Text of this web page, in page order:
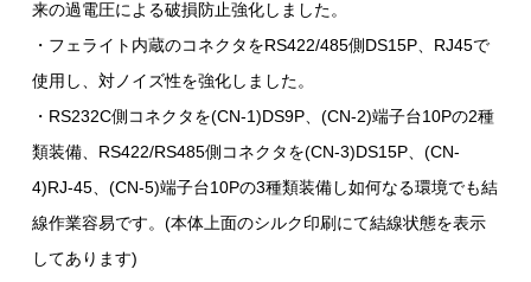
来の過電圧による破損防止強化しました。
・フェライト内蔵のコネクタをRS422/485側DS15P、RJ45で
使用し、対ノイズ性を強化しました。
・RS232C側コネクタを(CN-1)DS9P、(CN-2)端子台10Pの2種
類装備、RS422/RS485側コネクタを(CN-3)DS15P、(CN-
4)RJ-45、(CN-5)端子台10Pの3種類装備し如何なる環境でも結
線作業容易です。(本体上面のシルク印刷にて結線状態を表示
してあります)